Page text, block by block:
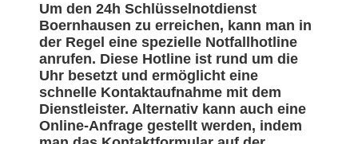
Um den 24h Schlüsselnotdienst
Boernhausen zu erreichen, kann man in
der Regel eine spezielle Notfallhotline
anrufen. Diese Hotline ist rund um die
Uhr besetzt und ermöglicht eine
schnelle Kontaktaufnahme mit dem
Dienstleister. Alternativ kann auch eine
Online-Anfrage gestellt werden, indem